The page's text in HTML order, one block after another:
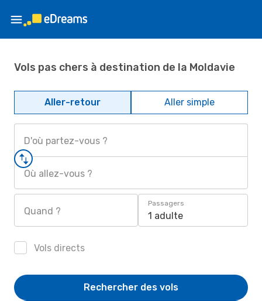
Vols pas chers à destination de la Moldavie
Aller-retour Aller simple
D'où partez-vous ?
Où allez-vous ?
Quand ?
Passagers
1 adulte
Vols directs
Rechercher des vols